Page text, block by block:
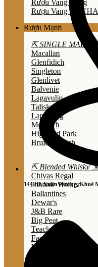
144 Hồ Xuân Hương, Khuê
Rươu Vang Hồng
Rượu Vang Nổ/
Rượu Mạnh
⇱ SINGLE MALT
Macallan
Glenfidich
Singleton
Glenlivet
Balvenie
Lagavulin
Talisker
Laphroaig
Mortlach
Highland Park
Bruichladdich
⇱ Blended Whisky ⇲
Chivas Regal
Johnnie Walker
Ballantines
Dewar's
J&B Rare
Big Peat
Teacher's
Famous Grouse
Monkey Shouder